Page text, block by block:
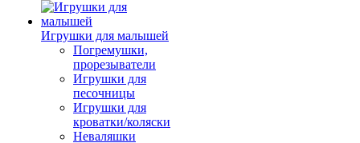
Игрушки для малышей
Погремушки,
прорезыватели
Игрушки для
песочницы
Игрушки для
кроватки/коляски
Неваляшки